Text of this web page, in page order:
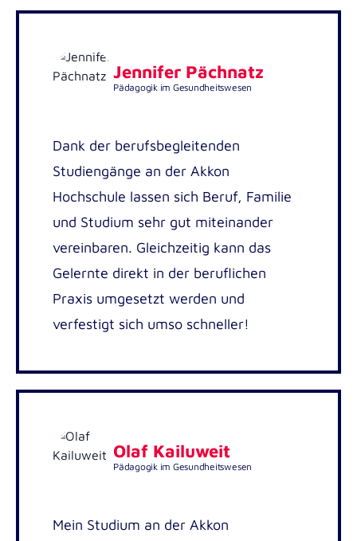
Jennifer Pächnatz
Pädagogik im Gesundheitswesen
Dank der berufsbegleitenden
Studiengänge an der Akkon
Hochschule lassen sich Beruf, Familie
und Studium sehr gut miteinander
vereinbaren. Gleichzeitig kann das
Gelernte direkt in der beruflichen
Praxis umgesetzt werden und
verfestigt sich umso schneller!
Olaf Kailuweit
Pädagogik im Gesundheitswesen
Mein Studium an der Akkon